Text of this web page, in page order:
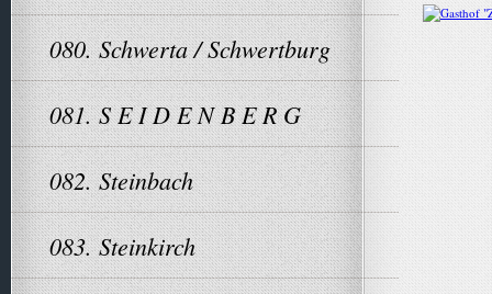
080. Schwerta / Schwertburg
081. S E I D E N B E R G
082. Steinbach
083. Steinkirch